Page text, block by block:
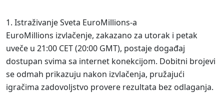
Istraživanje Sveta EuroMillions-a
EuroMillions izvlačenje, zakazano za utorak i petak
uveče u 21:00 CET (20:00 GMT), postaje događaj
dostupan svima sa internet konekcijom. Dobitni brojevi
se odmah prikazuju nakon izvlačenja, pružajući
igračima zadovoljstvo provere rezultata bez odlaganja.